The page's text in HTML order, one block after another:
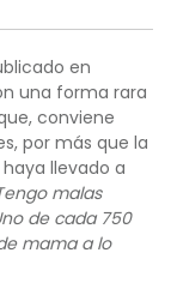
en
una forma rara
conviene
por más que la
llevado a
malas
de cada 750
mama a lo